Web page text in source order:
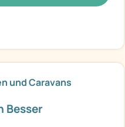
und Caravans
Besser